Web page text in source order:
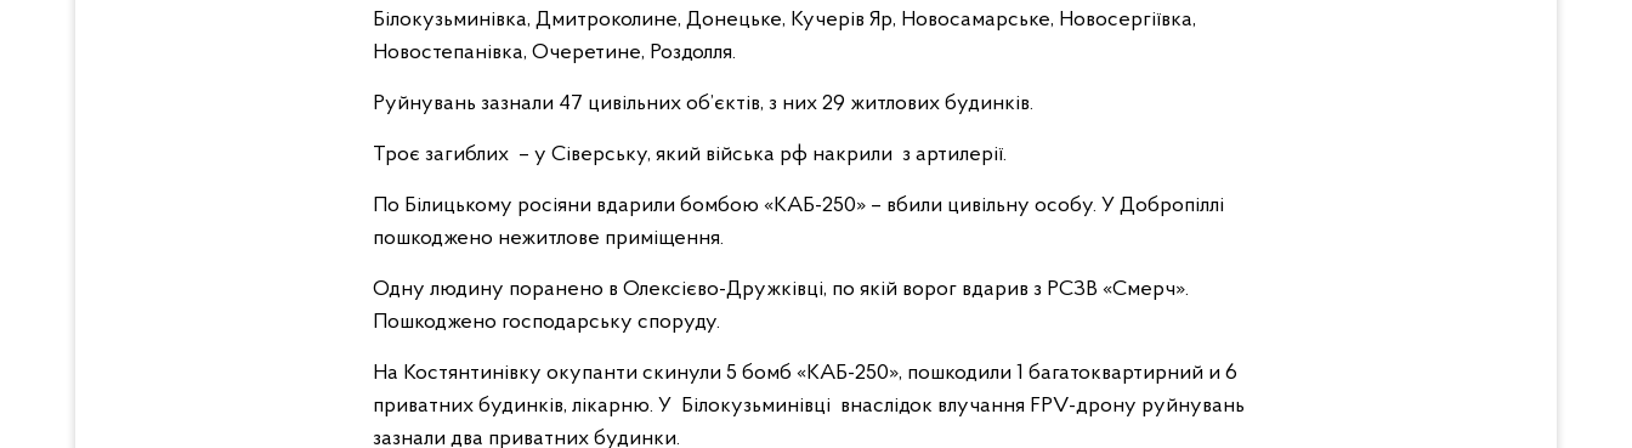
Білокузьминівка, Дмитроколине, Донецьке, Кучерів Яр, Новосамарське, Новосергіївка,
Новостепанівка, Очеретине, Роздолля.
Руйнувань зазнали 47 цивільних об’єктів, з них 29 житлових будинків.
Троє загиблих – у Сіверську, який війська рф накрили з артилерії.
По Білицькому росіяни вдарили бомбою «КАБ-250» – вбили цивільну особу. У Добропіллі
пошкоджено нежитлове приміщення.
Одну людину поранено в Олексієво-Дружківці, по якій ворог вдарив з РСЗВ «Смерч».
Пошкоджено господарську споруду.
На Костянтинівку окупанти скинули 5 бомб «КАБ-250», пошкодили 1 багатоквартирний и 6
приватних будинків, лікарню. У Білокузьминівці внаслідок влучання FPV-дрону руйнувань
зазнали два приватних будинки.